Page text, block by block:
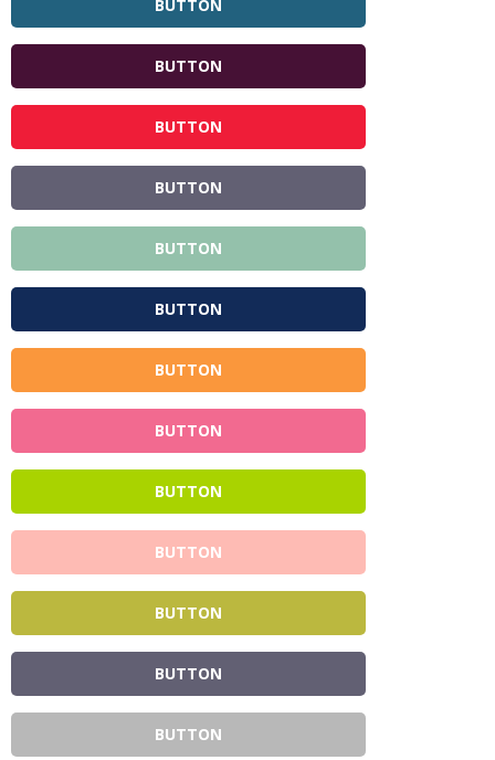
BUTTON
BUTTON
BUTTON
BUTTON
BUTTON
BUTTON
BUTTON
BUTTON
BUTTON
BUTTON
BUTTON
BUTTON
BUTTON